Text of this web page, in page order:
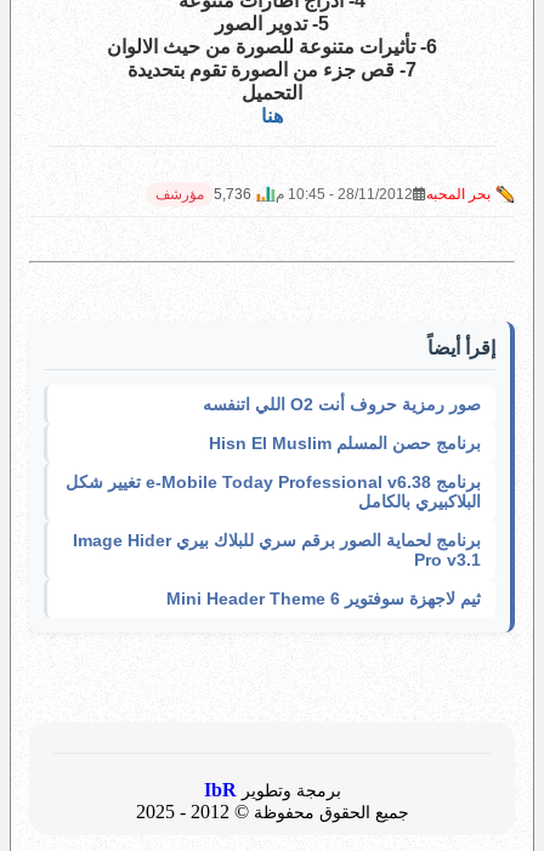
5- تدوير الصور
6- تأثيرات متنوعة للصورة من حيث الالوان
7- قص جزء من الصورة تقوم بتحديدة
التحميل
هنا
بحر المحبه 28/11/2012 - 10:45 م 5,736 مؤرشف
إقرأ أيضاً
صور رمزية حروف أنت O2 اللي اتنفسه
برنامج حصن المسلم Hisn El Muslim
برنامج e-Mobile Today Professional v6.38 تغيير شكل
البلاكبيري بالكامل
برنامج لحماية الصور برقم سري للبلاك بيري Image Hider
Pro v3.1
ثيم لاجهزة سوفتوير 6 Mini Header Theme
برمجة وتطوير IbR
جميع الحقوق محفوظة© 2012 - 2025